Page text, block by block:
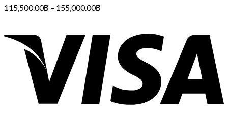
115,500.00฿ – 155,000.00฿
through
155,000.00฿